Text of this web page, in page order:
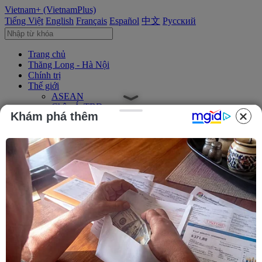
Vietnam+ (VietnamPlus)
Tiếng Việt English Français Español 中文 Русский
Trang chủ
Thăng Long - Hà Nội
Chính trị
Thế giới
ASEAN
Châu Á-TBD
Trung Đông
Châu Mỹ
Châu Phi
Kinh tế
Kinh doanh
Tài chính
Tín dụng nông thôn
Chứng khoán
Bất động sản
Doanh nghiệp
Thông tin doanh nghiệp
Thông cáo báo chí
Xã hội
Khám phá thêm